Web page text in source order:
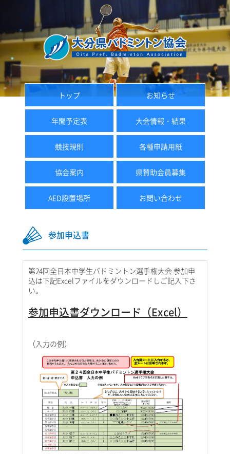
トップ お知らせ
年間予定表 大会情報・結果
競技規則 各種申請用紙
協会案内 県賛助会員募集
AED設置場所 お問い合わせ
参加申込書
第24回全日本中学生バドミントン選手権大会 参加申
込は下記Excelファイルをダウンロードしご記入下さ
い。
参加申込書ダウンロード（Excel）
（入力の例）